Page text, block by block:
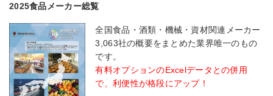
2025食品メーカー総覧
全国食品・酒類・機械・資材関連メーカー
3,063社の概要をまとめた業界唯一のもの
です。
有料オプションのExcelデータとの併用
で、利便性が格段にアップ！